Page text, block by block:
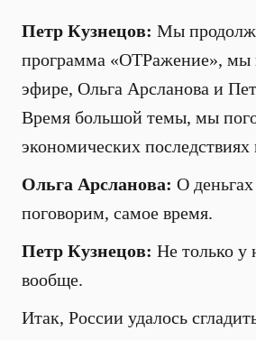
Петр Кузнецов: Мы
программа «ОТРажение», мы
эфире, Ольга Арсланова и
Время большой темы, мы
экономических
Ольга Арсланова: О
поговорим, самое время.
Петр Кузнецов: Не только у
вообще.
Итак, России удалось